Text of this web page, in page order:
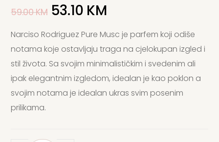
59.00KM 53.10 KM
Narciso Rodriguez Pure Musc je parfem koji odiše
notama koje ostavljaju traga na cjelokupan izgled i
stil života. Sa svojim minimalističkim i svedenim ali
ipak elegantnim izgledom, idealan je kao poklon a
svojim notama je idealan ukras svim posenim
prilikama.